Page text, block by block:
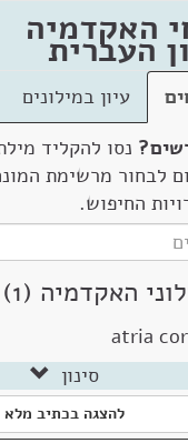
האקדמיה
העברית
עיון במילונים
נסו להקליד
לבחור מרשימת
החיפוש.
האקדמיה (1)
atria
סינון
להצגה בכתיב מלא